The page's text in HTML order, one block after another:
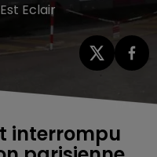
Eclair
interrompu